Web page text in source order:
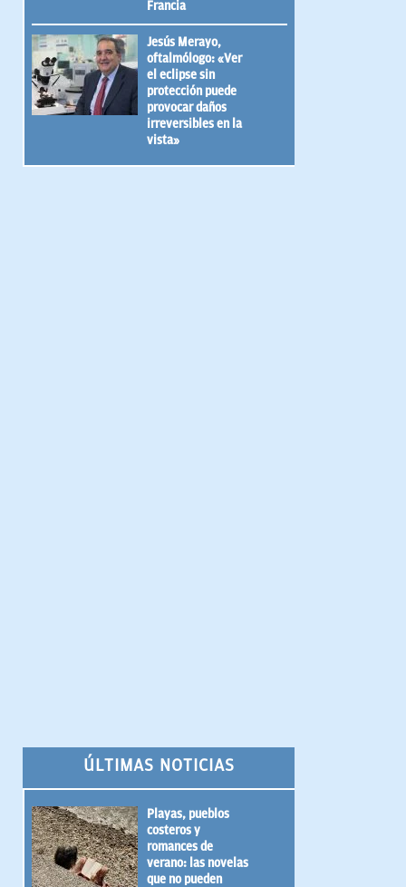
Francia
Jesús Merayo,
oftalmólogo: «Ver
el eclipse sin
protección puede
provocar daños
irreversibles en la
vista»
ÚLTIMAS NOTICIAS
Playas, pueblos
costeros y
romances de
verano: las novelas
que no pueden